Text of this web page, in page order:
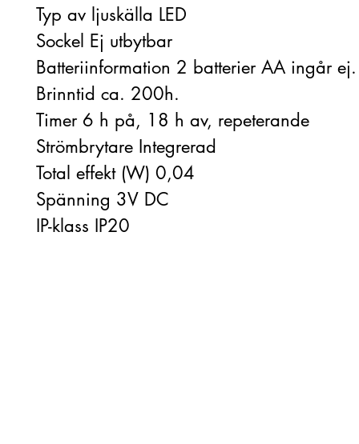
Typ av ljuskälla LED
Sockel Ej utbytbar
Batteriinformation 2 batterier AA ingår ej.
Brinntid ca. 200h.
Timer 6 h på, 18 h av, repeterande
Strömbrytare Integrerad
Total effekt (W) 0,04
Spänning 3V DC
IP-klass IP20